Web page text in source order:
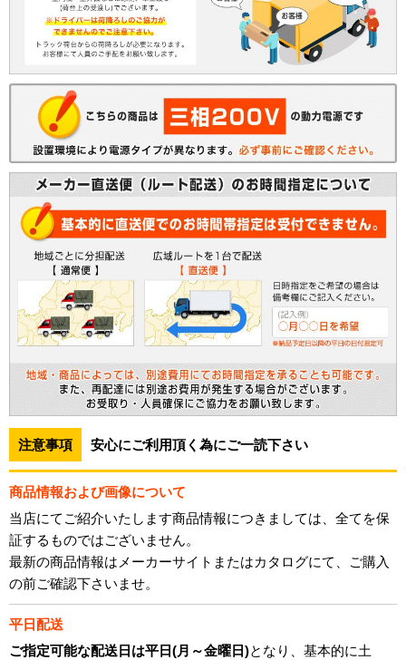
注意事項 安心にご利用頂く為にご一読下さい
商品情報および画像について
当店にてご紹介いたします商品情報につきましては、全てを保
証するものではございません。
最新の商品情報はメーカーサイトまたはカタログにて、ご購入
の前ご確認下さいませ。
平日配送
ご指定可能な配送日は平日(月～金曜日)となり、基本的に土